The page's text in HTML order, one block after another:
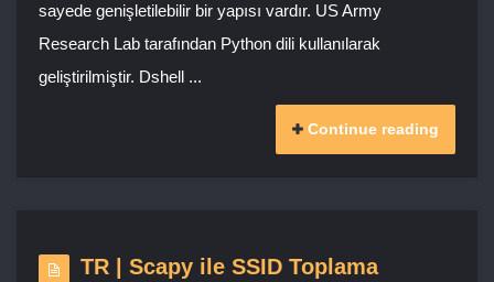
sayede genişletilebilir bir yapısı vardır. US Army
Research Lab tarafından Python dili kullanılarak
geliştirilmiştir. Dshell ...
Continue reading
TR | Scapy ile SSID Toplama